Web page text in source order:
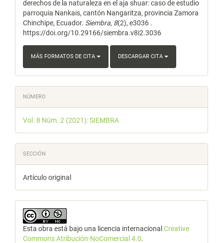
derechos de la naturaleza en el aja shuar: caso de estudio
parroquia Nankais, cantón Nangaritza, provincia Zamora
Chinchipe, Ecuador. Siembra, 8(2), e3036 .
https://doi.org/10.29166/siembra.v8i2.3036
MÁS FORMATOS DE CITA DESCARGAR CITA
NÚMERO
Vol. 8 Núm. 2 (2021): SIEMBRA
SECCIÓN
Artículo original
Esta obra está bajo una licencia internacional Creative
Commons Atribución-NoComercial 4.0.